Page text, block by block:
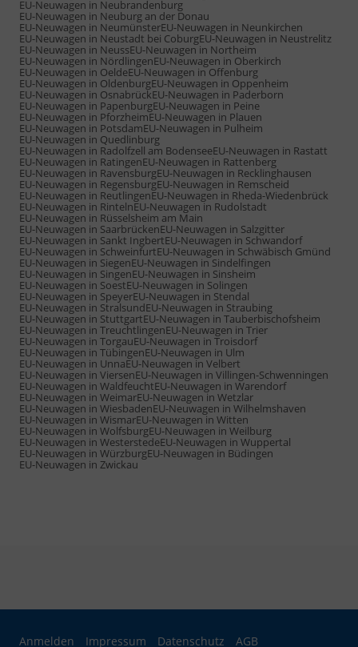
EU-Neuwagen in Neubrandenburg
EU-Neuwagen in Neuburg an der Donau
EU-Neuwagen in NeumünsterEU-Neuwagen in Neunkirchen
EU-Neuwagen in Neustadt bei CoburgEU-Neuwagen in Neustrelitz
EU-Neuwagen in NeussEU-Neuwagen in Northeim
EU-Neuwagen in NördlingenEU-Neuwagen in Oberkirch
EU-Neuwagen in OeldeEU-Neuwagen in Offenburg
EU-Neuwagen in OldenburgEU-Neuwagen in Oppenheim
EU-Neuwagen in OsnabrückEU-Neuwagen in Paderborn
EU-Neuwagen in PapenburgEU-Neuwagen in Peine
EU-Neuwagen in PforzheimEU-Neuwagen in Plauen
EU-Neuwagen in PotsdamEU-Neuwagen in Pulheim
EU-Neuwagen in Quedlinburg
EU-Neuwagen in Radolfzell am BodenseeEU-Neuwagen in Rastatt
EU-Neuwagen in RatingenEU-Neuwagen in Rattenberg
EU-Neuwagen in RavensburgEU-Neuwagen in Recklinghausen
EU-Neuwagen in RegensburgEU-Neuwagen in Remscheid
EU-Neuwagen in ReutlingenEU-Neuwagen in Rheda-Wiedenbrück
EU-Neuwagen in RintelnEU-Neuwagen in Rudolstadt
EU-Neuwagen in Rüsselsheim am Main
EU-Neuwagen in SaarbrückenEU-Neuwagen in Salzgitter
EU-Neuwagen in Sankt IngbertEU-Neuwagen in Schwandorf
EU-Neuwagen in SchweinfurtEU-Neuwagen in Schwäbisch Gmünd
EU-Neuwagen in SiegenEU-Neuwagen in Sindelfingen
EU-Neuwagen in SingenEU-Neuwagen in Sinsheim
EU-Neuwagen in SoestEU-Neuwagen in Solingen
EU-Neuwagen in SpeyerEU-Neuwagen in Stendal
EU-Neuwagen in StralsundEU-Neuwagen in Straubing
EU-Neuwagen in StuttgartEU-Neuwagen in Tauberbischofsheim
EU-Neuwagen in TreuchtlingenEU-Neuwagen in Trier
EU-Neuwagen in TorgauEU-Neuwagen in Troisdorf
EU-Neuwagen in TübingenEU-Neuwagen in Ulm
EU-Neuwagen in UnnaEU-Neuwagen in Velbert
EU-Neuwagen in ViersenEU-Neuwagen in Villingen-Schwenningen
EU-Neuwagen in WaldfeuchtEU-Neuwagen in Warendorf
EU-Neuwagen in WeimarEU-Neuwagen in Wetzlar
EU-Neuwagen in WiesbadenEU-Neuwagen in Wilhelmshaven
EU-Neuwagen in WismarEU-Neuwagen in Witten
EU-Neuwagen in WolfsburgEU-Neuwagen in Weilburg
EU-Neuwagen in WesterstedeEU-Neuwagen in Wuppertal
EU-Neuwagen in WürzburgEU-Neuwagen in Büdingen
EU-Neuwagen in Zwickau
Anmelden Impressum Datenschutz AGB